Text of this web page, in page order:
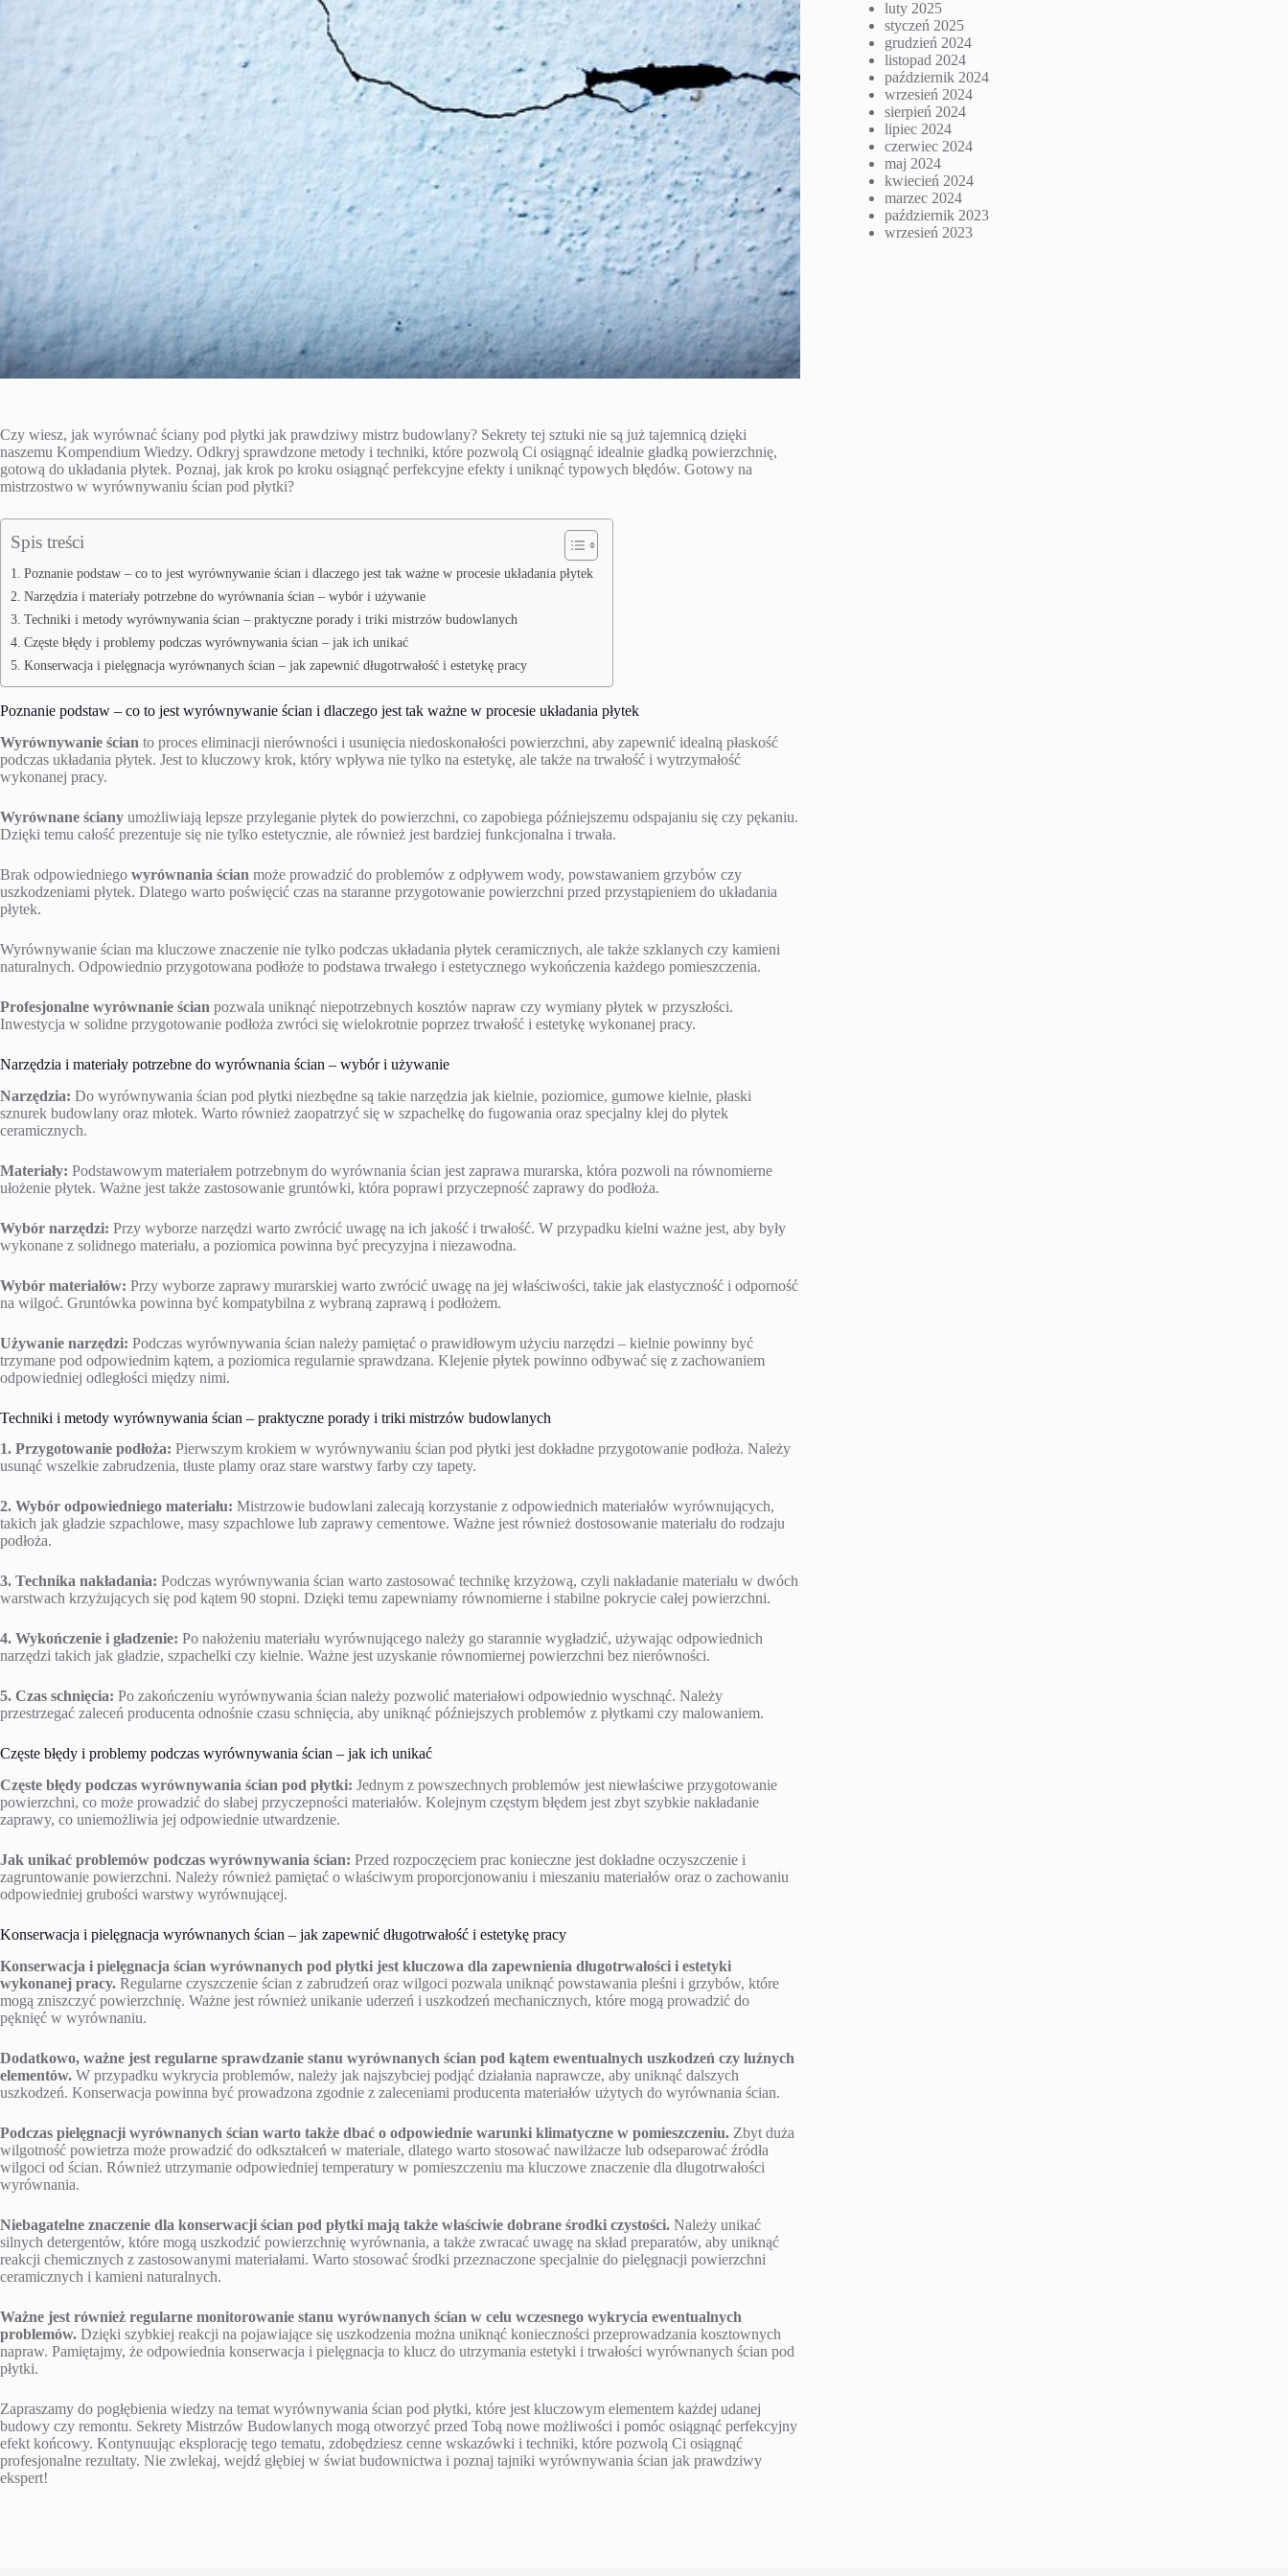
Czy wiesz, jak wyrównać ściany pod płytki jak prawdziwy mistrz budowlany? Sekrety tej sztuki nie są już tajemnicą dzięki
naszemu Kompendium Wiedzy. Odkryj sprawdzone metody i techniki, które pozwolą Ci osiągnąć idealnie gładką powierzchnię,
gotową do układania płytek. Poznaj, jak krok po kroku osiągnąć perfekcyjne efekty i uniknąć typowych błędów. Gotowy na
mistrzostwo w wyrównywaniu ścian pod płytki?
Spis treści
Poznanie podstaw – co to jest wyrównywanie ścian i dlaczego jest tak ważne w procesie układania płytek
Narzędzia i materiały potrzebne do wyrównania ścian – wybór i używanie
Techniki i metody wyrównywania ścian – praktyczne porady i triki mistrzów budowlanych
Częste błędy i problemy podczas wyrównywania ścian – jak ich unikać
Konserwacja i pielęgnacja wyrównanych ścian – jak zapewnić długotrwałość i estetykę pracy
Poznanie podstaw – co to jest wyrównywanie ścian i dlaczego jest tak ważne w procesie układania płytek
Wyrównywanie ścian to proces eliminacji nierówności i usunięcia niedoskonałości powierzchni, aby zapewnić idealną płaskość
podczas układania płytek. Jest to kluczowy krok, który wpływa nie tylko na estetykę, ale także na trwałość i wytrzymałość
wykonanej pracy.
Wyrównane ściany umożliwiają lepsze przyleganie płytek do powierzchni, co zapobiega późniejszemu odspajaniu się czy pękaniu.
Dzięki temu całość prezentuje się nie tylko estetycznie, ale również jest bardziej funkcjonalna i trwała.
Brak odpowiedniego wyrównania ścian może prowadzić do problemów z odpływem wody, powstawaniem grzybów czy
uszkodzeniami płytek. Dlatego warto poświęcić czas na staranne przygotowanie powierzchni przed przystąpieniem do układania
płytek.
Wyrównywanie ścian ma kluczowe znaczenie nie tylko podczas układania płytek ceramicznych, ale także szklanych czy kamieni
naturalnych. Odpowiednio przygotowana podłoże to podstawa trwałego i estetycznego wykończenia każdego pomieszczenia.
Profesjonalne wyrównanie ścian pozwala uniknąć niepotrzebnych kosztów napraw czy wymiany płytek w przyszłości.
Inwestycja w solidne przygotowanie podłoża zwróci się wielokrotnie poprzez trwałość i estetykę wykonanej pracy.
Narzędzia i materiały potrzebne do wyrównania ścian – wybór i używanie
Narzędzia: Do wyrównywania ścian pod płytki niezbędne są takie narzędzia jak kielnie, poziomice, gumowe kielnie, płaski
sznurek budowlany oraz młotek. Warto również zaopatrzyć się w szpachelkę do fugowania oraz specjalny klej do płytek
ceramicznych.
Materiały: Podstawowym materiałem potrzebnym do wyrównania ścian jest zaprawa murarska, która pozwoli na równomierne
ułożenie płytek. Ważne jest także zastosowanie gruntówki, która poprawi przyczepność zaprawy do podłoża.
Wybór narzędzi: Przy wyborze narzędzi warto zwrócić uwagę na ich jakość i trwałość. W przypadku kielni ważne jest, aby były
wykonane z solidnego materiału, a poziomica powinna być precyzyjna i niezawodna.
Wybór materiałów: Przy wyborze zaprawy murarskiej warto zwrócić uwagę na jej właściwości, takie jak elastyczność i odporność
na wilgoć. Gruntówka powinna być kompatybilna z wybraną zaprawą i podłożem.
Używanie narzędzi: Podczas wyrównywania ścian należy pamiętać o prawidłowym użyciu narzędzi – kielnie powinny być
trzymane pod odpowiednim kątem, a poziomica regularnie sprawdzana. Klejenie płytek powinno odbywać się z zachowaniem
odpowiedniej odległości między nimi.
Techniki i metody wyrównywania ścian – praktyczne porady i triki mistrzów budowlanych
1. Przygotowanie podłoża: Pierwszym krokiem w wyrównywaniu ścian pod płytki jest dokładne przygotowanie podłoża. Należy
usunąć wszelkie zabrudzenia, tłuste plamy oraz stare warstwy farby czy tapety.
2. Wybór odpowiedniego materiału: Mistrzowie budowlani zalecają korzystanie z odpowiednich materiałów wyrównujących,
takich jak gładzie szpachlowe, masy szpachlowe lub zaprawy cementowe. Ważne jest również dostosowanie materiału do rodzaju
podłoża.
3. Technika nakładania: Podczas wyrównywania ścian warto zastosować technikę krzyżową, czyli nakładanie materiału w dwóch
warstwach krzyżujących się pod kątem 90 stopni. Dzięki temu zapewniamy równomierne i stabilne pokrycie całej powierzchni.
4. Wykończenie i gładzenie: Po nałożeniu materiału wyrównującego należy go starannie wygładzić, używając odpowiednich
narzędzi takich jak gładzie, szpachelki czy kielnie. Ważne jest uzyskanie równomiernej powierzchni bez nierówności.
5. Czas schnięcia: Po zakończeniu wyrównywania ścian należy pozwolić materiałowi odpowiednio wyschnąć. Należy
przestrzegać zaleceń producenta odnośnie czasu schnięcia, aby uniknąć późniejszych problemów z płytkami czy malowaniem.
Częste błędy i problemy podczas wyrównywania ścian – jak ich unikać
Częste błędy podczas wyrównywania ścian pod płytki: Jednym z powszechnych problemów jest niewłaściwe przygotowanie
powierzchni, co może prowadzić do słabej przyczepności materiałów. Kolejnym częstym błędem jest zbyt szybkie nakładanie
zaprawy, co uniemożliwia jej odpowiednie utwardzenie.
Jak unikać problemów podczas wyrównywania ścian: Przed rozpoczęciem prac konieczne jest dokładne oczyszczenie i
zagruntowanie powierzchni. Należy również pamiętać o właściwym proporcjonowaniu i mieszaniu materiałów oraz o zachowaniu
odpowiedniej grubości warstwy wyrównującej.
Konserwacja i pielęgnacja wyrównanych ścian – jak zapewnić długotrwałość i estetykę pracy
Konserwacja i pielęgnacja ścian wyrównanych pod płytki jest kluczowa dla zapewnienia długotrwałości i estetyki
wykonanej pracy. Regularne czyszczenie ścian z zabrudzeń oraz wilgoci pozwala uniknąć powstawania pleśni i grzybów, które
mogą zniszczyć powierzchnię. Ważne jest również unikanie uderzeń i uszkodzeń mechanicznych, które mogą prowadzić do
pęknięć w wyrównaniu.
Dodatkowo, ważne jest regularne sprawdzanie stanu wyrównanych ścian pod kątem ewentualnych uszkodzeń czy luźnych
elementów. W przypadku wykrycia problemów, należy jak najszybciej podjąć działania naprawcze, aby uniknąć dalszych
uszkodzeń. Konserwacja powinna być prowadzona zgodnie z zaleceniami producenta materiałów użytych do wyrównania ścian.
Podczas pielęgnacji wyrównanych ścian warto także dbać o odpowiednie warunki klimatyczne w pomieszczeniu. Zbyt duża
wilgotność powietrza może prowadzić do odkształceń w materiale, dlatego warto stosować nawilżacze lub odseparować źródła
wilgoci od ścian. Również utrzymanie odpowiedniej temperatury w pomieszczeniu ma kluczowe znaczenie dla długotrwałości
wyrównania.
Niebagatelne znaczenie dla konserwacji ścian pod płytki mają także właściwie dobrane środki czystości. Należy unikać
silnych detergentów, które mogą uszkodzić powierzchnię wyrównania, a także zwracać uwagę na skład preparatów, aby uniknąć
reakcji chemicznych z zastosowanymi materiałami. Warto stosować środki przeznaczone specjalnie do pielęgnacji powierzchni
ceramicznych i kamieni naturalnych.
Ważne jest również regularne monitorowanie stanu wyrównanych ścian w celu wczesnego wykrycia ewentualnych
problemów. Dzięki szybkiej reakcji na pojawiające się uszkodzenia można uniknąć konieczności przeprowadzania kosztownych
napraw. Pamiętajmy, że odpowiednia konserwacja i pielęgnacja to klucz do utrzymania estetyki i trwałości wyrównanych ścian pod
płytki.
Zapraszamy do pogłębienia wiedzy na temat wyrównywania ścian pod płytki, które jest kluczowym elementem każdej udanej
budowy czy remontu. Sekrety Mistrzów Budowlanych mogą otworzyć przed Tobą nowe możliwości i pomóc osiągnąć perfekcyjny
efekt końcowy. Kontynuując eksplorację tego tematu, zdobędziesz cenne wskazówki i techniki, które pozwolą Ci osiągnąć
profesjonalne rezultaty. Nie zwlekaj, wejdź głębiej w świat budownictwa i poznaj tajniki wyrównywania ścian jak prawdziwy
ekspert!
luty 2025
styczeń 2025
grudzień 2024
listopad 2024
październik 2024
wrzesień 2024
sierpień 2024
lipiec 2024
czerwiec 2024
maj 2024
kwiecień 2024
marzec 2024
październik 2023
wrzesień 2023